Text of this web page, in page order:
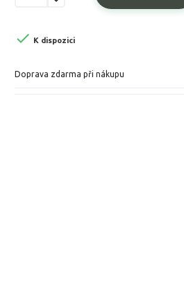
 K dispozici
Doprava zdarma při nákupu